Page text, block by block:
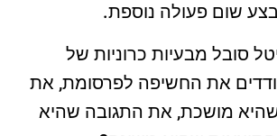
שום פעולה נוספת.
סובל מבעיות כרוניות של
את החשיפה לפרסומת, את
מושכת, את התגובה שהיא